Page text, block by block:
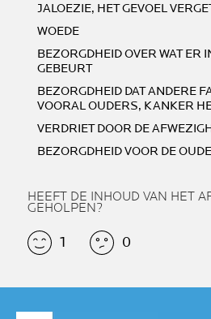
JALOEZIE, HET GEVOEL
WOEDE
BEZORGDHEID OVER WAT ER
GEBEURT
BEZORGDHEID DAT ANDERE
VOORAL OUDERS, KANKER
VERDRIET DOOR DE
BEZORGDHEID VOOR DE
HEEFT DE INHOUD VAN HET
GEHOLPEN?
1 0